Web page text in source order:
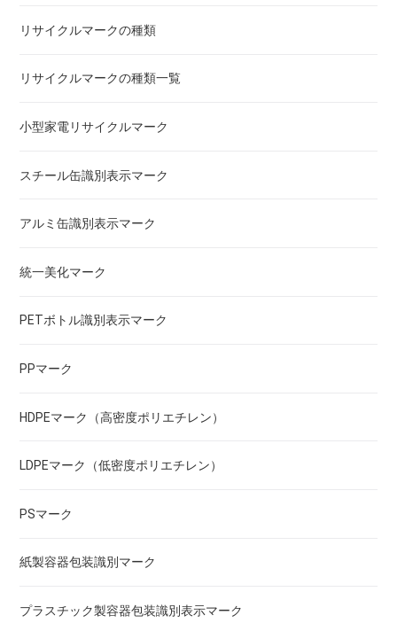
リサイクルマークの種類
リサイクルマークの種類一覧
小型家電リサイクルマーク
スチール缶識別表示マーク
アルミ缶識別表示マーク
統一美化マーク
PETボトル識別表示マーク
PPマーク
HDPEマーク（高密度ポリエチレン）
LDPEマーク（低密度ポリエチレン）
PSマーク
紙製容器包装識別マーク
プラスチック製容器包装識別表示マーク